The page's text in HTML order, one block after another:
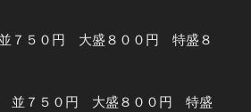
７５０円 大盛８００円 特盛８
並７５０円 大盛８００円 特盛